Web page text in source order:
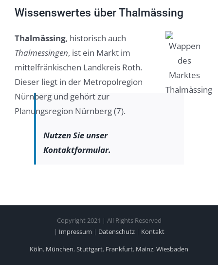
Wissenswertes über Thalmässing
Thalmässing, historisch auch
Thalmessingen, ist ein Markt im
mittelfränkischen Landkreis Roth.
Dieser liegt in der Metropolregion
Nürnberg und gehört zur
Planungsregion Nürnberg (7).
Nutzen Sie unser
Kontaktformular.
Copyright 2021 | All Rights Reserved
| Impressum | Datenschutz| Kontakt
Köln, München,Stuttgart, Frankfurt, Mainz,Wiesbaden